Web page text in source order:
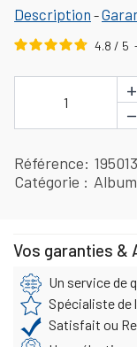
Description -
4.8 / 5
1
+
−
Référence
Catégorie
Vos garanties &
Un service de
Spécialiste de
Satisfait ou